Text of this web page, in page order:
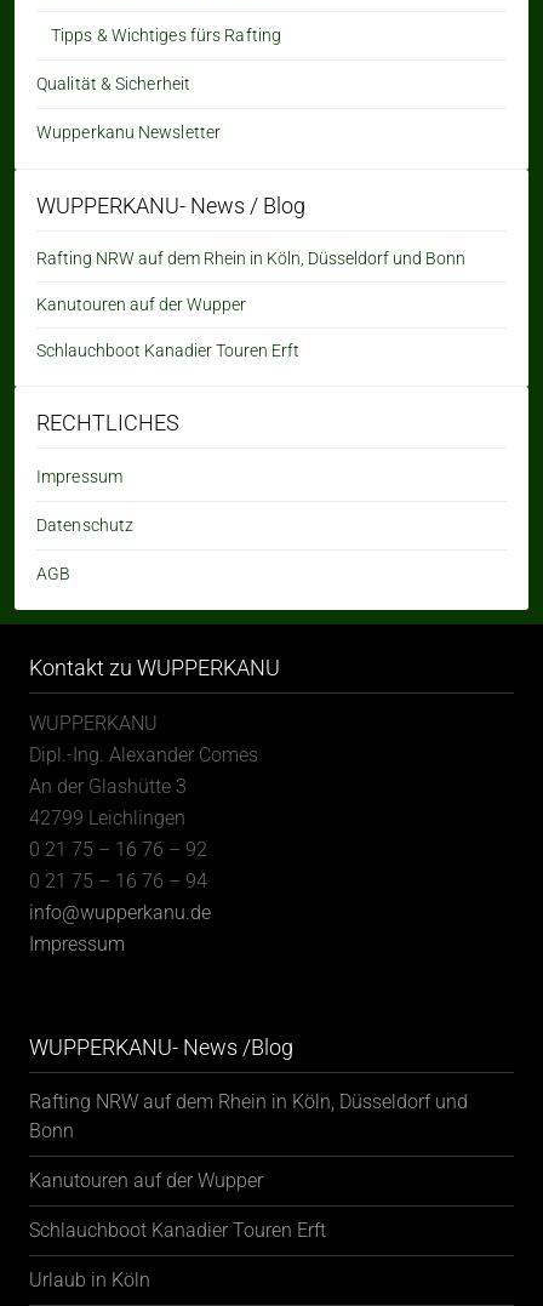
Tipps & Wichtiges fürs Rafting
Qualität & Sicherheit
Wupperkanu Newsletter
WUPPERKANU- News / Blog
Rafting NRW auf dem Rhein in Köln, Düsseldorf und Bonn
Kanutouren auf der Wupper
Schlauchboot Kanadier Touren Erft
RECHTLICHES
Impressum
Datenschutz
AGB
Kontakt zu WUPPERKANU
WUPPERKANU
Dipl.-Ing. Alexander Comes
An der Glashütte 3
42799 Leichlingen
0 21 75 – 16 76 – 92
0 21 75 – 16 76 – 94
info@wupperkanu.de
Impressum
WUPPERKANU- News /Blog
Rafting NRW auf dem Rhein in Köln, Düsseldorf und
Bonn
Kanutouren auf der Wupper
Schlauchboot Kanadier Touren Erft
Urlaub in Köln